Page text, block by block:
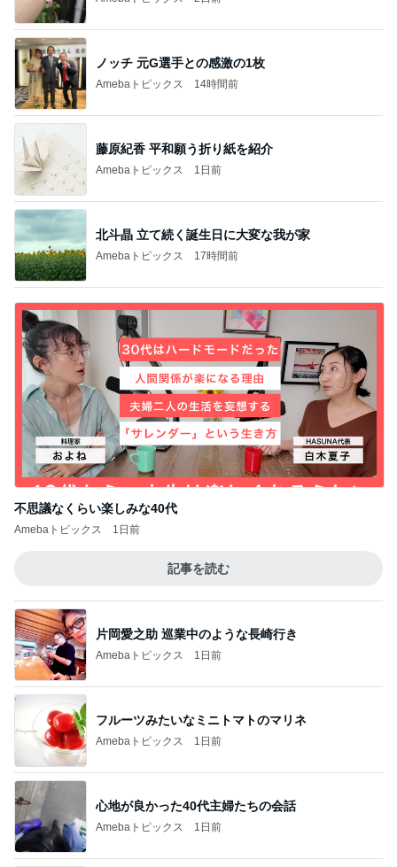
ノッチ 元G選手との感激の1枚
Amebaトピックス 14時間前
藤原紀香 平和願う折り紙を紹介
Amebaトピックス 1日前
北斗晶 立て続く誕生日に大変な我が家
Amebaトピックス 17時間前
不思議なくらい楽しみな40代
Amebaトピックス 1日前
記事を読む
片岡愛之助 巡業中のような長崎行き
Amebaトピックス 1日前
フルーツみたいなミニトマトのマリネ
Amebaトピックス 1日前
心地が良かった40代主婦たちの会話
Amebaトピックス 1日前